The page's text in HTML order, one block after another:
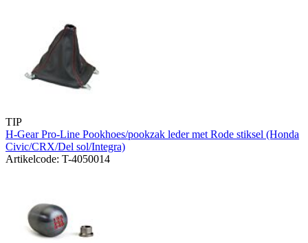
TIP
H-Gear Pro-Line Pookhoes/pookzak leder met Rode stiksel (Honda
Civic/CRX/Del sol/Integra)
Artikelcode: T-4050014